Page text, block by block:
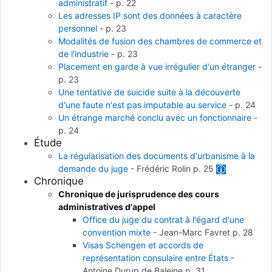
administratif - p. 22
Les adresses IP sont des données à caractère
personnel - p. 23
Modalités de fusion des chambres de commerce et
de l'industrie - p. 23
Placement en garde à vue irrégulier d'un étranger -
p. 23
Une tentative de suicide suite à la découverte
d'une faute n'est pas imputable au service - p. 24
Un étrange marché conclu avec un fonctionnaire -
p. 24
Étude
La régularisation des documents d'urbanisme à la
demande du juge - Frédéric Rolin p. 25
Chronique
Chronique de jurisprudence des cours
administratives d'appel
Office du juge du contrat à l'égard d'une
convention mixte - Jean-Marc Favret p. 28
Visas Schengen et accords de
représentation consulaire entre États -